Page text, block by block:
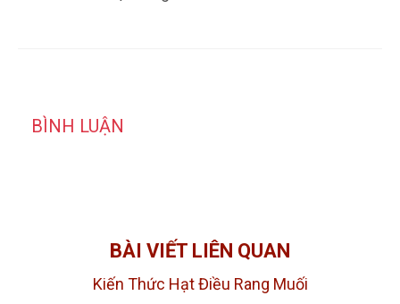
BÌNH LUẬN
BÀI VIẾT LIÊN QUAN
Kiến Thức Hạt Điều Rang Muối